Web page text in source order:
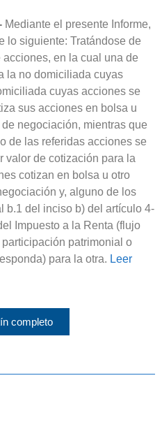
Mediante el presente Informe,
lo siguiente: Tratándose de
en la cual una de
la no domiciliada cuyas
cuyas acciones se
sus acciones en bolsa u
negociación, mientras que
de las referidas acciones se
valor de cotización para la
cotizan en bolsa u otro
y, alguno de los
b.1 del inciso b) del artículo 4-
Impuesto a la Renta (flujo
patrimonial o
para la otra. Leer
completo